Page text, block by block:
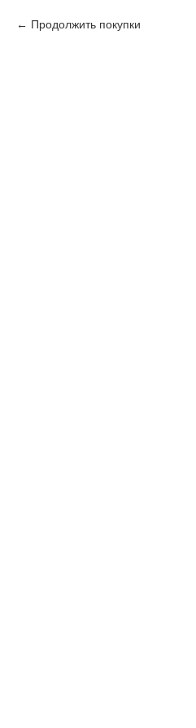
Продолжить покупки